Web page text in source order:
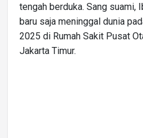
tengah berduka. Sang suami,
baru saja meninggal dunia
2025 di Rumah Sakit Pusat
Jakarta Timur.